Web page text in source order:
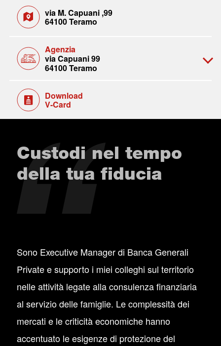
via M. Capuani ,99
64100 Teramo
Agenzia
via Capuani 99
64100 Teramo
Download
V-Card
Custodi nel tempo
della tua fiducia
Sono Executive Manager di Banca Generali
Private e supporto i miei colleghi sul territorio
nelle attività legate alla consulenza finanziaria
al servizio delle famiglie. Le complessità dei
mercati e le criticità economiche hanno
accentuato le esigenze di protezione del